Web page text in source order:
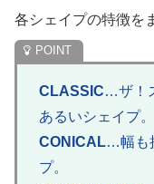
各シェイプの特徴を
CLASSIC…ザ！
あるいシェイプ。
CONICAL…幅も
プ。